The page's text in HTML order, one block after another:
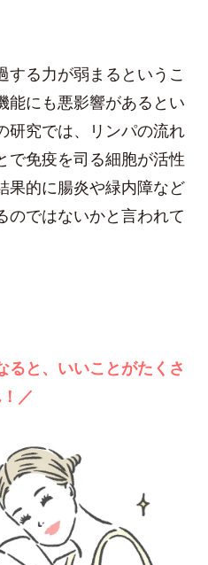
する力が弱まるというこ
能にも悪影響があるとい
研究では、リンパの流れ
で免疫を司る細胞が活性
果的に腸炎や緑内障など
のではないかと言われて
ると、いいことがたくさ
／